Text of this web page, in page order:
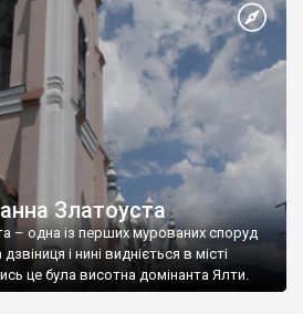
Златоуста
– одна із перших мурованих споруд
і нині видніється в місті
це була висотна домінанта Ялти.